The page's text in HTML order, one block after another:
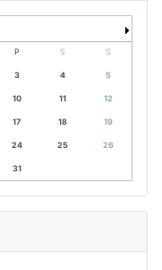
P S S
3 4 5
10 11 12
17 18 19
24 25 26
31